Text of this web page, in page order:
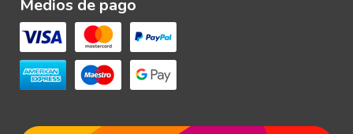
Medios de pago